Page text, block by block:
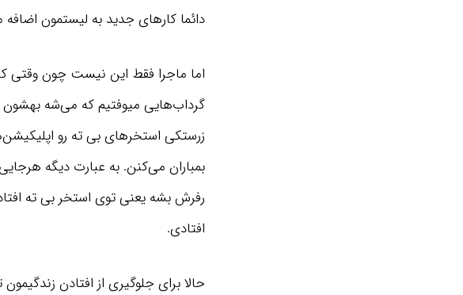
دائما کارهای جدید به لیستمون
اما ماجرا فقط این نیست چون وقتی
گرداب‌هایی میوفتیم که می‌شه
زرستکی استخرهای بی ته رو
بمباران می‌کنن. به عبارت دیگه
رفرش بشه یعنی توی استخر بی ته
افتادی.
حالا برای جلوگیری از افتادن